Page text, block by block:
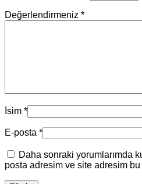
Değerlendirmeniz *
İsim *
E-posta *
Daha sonraki yorumlarımda
posta adresim ve site adresim bu